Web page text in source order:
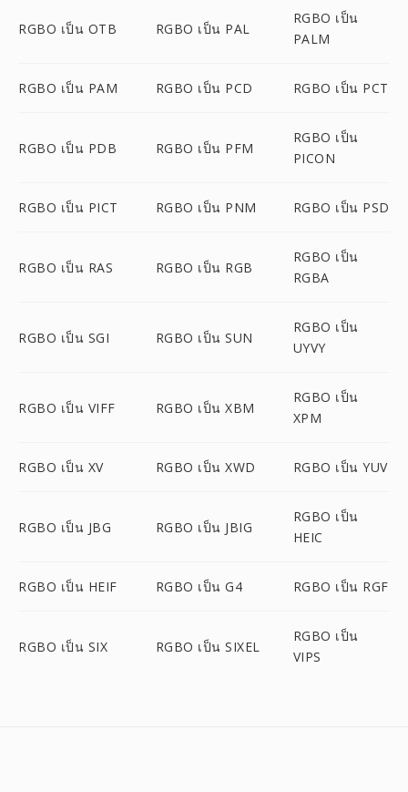
RGBO เป็น OTB RGBO เป็น PAL
RGBO เป็น
PALM
RGBO เป็น PAM RGBO เป็น PCD RGBO เป็น PCT
RGBO เป็น PDB RGBO เป็น PFM
RGBO เป็น
PICON
RGBO เป็น PICT RGBO เป็น PNM RGBO เป็น PSD
RGBO เป็น RAS RGBO เป็น RGB
RGBO เป็น
RGBA
RGBO เป็น SGI RGBO เป็น SUN
RGBO เป็น
UYVY
RGBO เป็น VIFF RGBO เป็น XBM
RGBO เป็น
XPM
RGBO เป็น XV RGBO เป็น XWD RGBO เป็น YUV
RGBO เป็น JBG RGBO เป็น JBIG
RGBO เป็น
HEIC
RGBO เป็น HEIF RGBO เป็น G4 RGBO เป็น RGF
RGBO เป็น SIX RGBO เป็น SIXEL
RGBO เป็น
VIPS